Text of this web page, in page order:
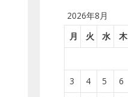
2026年8月
月
火 水 木
3
4 5 6